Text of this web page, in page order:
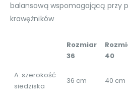
balansową wspomagającą przy
krawężników
Rozmiar
36
40
A: szerokość
siedziska
36 cm 40 cm